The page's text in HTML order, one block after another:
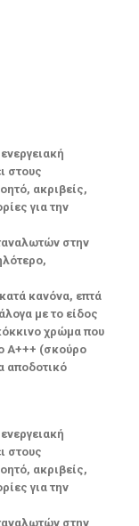
στους
ακριβείς,
για την
στην
κανόνα, επτά
με το είδος
χρώμα που
Α+++ (σκούρο
αποδοτικό
στους
ακριβείς,
για την
στην